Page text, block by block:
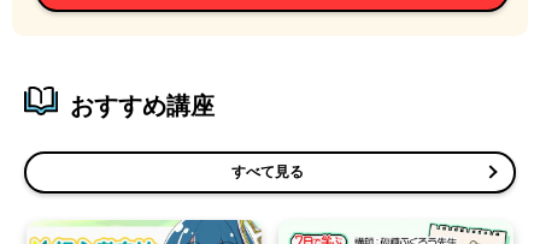
おすすめ講座
すべて見る